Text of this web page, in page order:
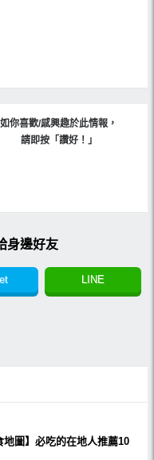
如你喜歡/感興趣於此情報，
請即按「讚好！」
身邊好友
LINE
地圖】必吃的在地人推薦10